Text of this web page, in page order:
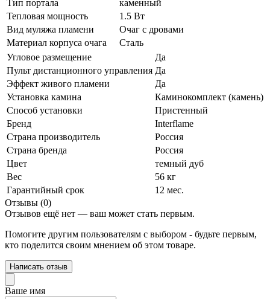
Тип портала
каменный
Тепловая мощность
1.5 Вт
Вид муляжа пламени
Очаг с дровами
Материал корпуса очага
Сталь
Угловое размещение
Да
Пульт дистанционного управления Да
Эффект живого пламени
Да
Установка камина
Каминокомплект (камень)
Способ установки
Пристенный
Бренд
Interflame
Страна производитель
Россия
Страна бренда
Россия
Цвет
темный дуб
Вес
56 кг
Гарантийный срок
12 мес.
Отзывы (0)
Отзывов ещё нет — ваш может стать первым.
Помогите другим пользователям с выбором - будьте первым,
кто поделится своим мнением об этом товаре.
Написать отзыв
Ваше имя